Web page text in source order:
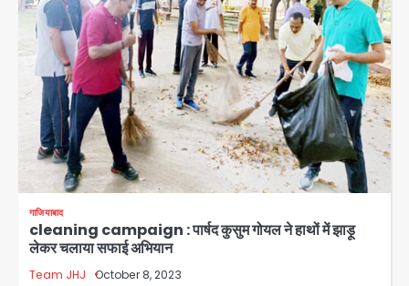
गाजियाबाद
cleaning campaign : पार्षद कुसुम गोयल ने हाथों में झाड़ू
लेकर चलाया सफाई अभियान
Team JHJ October 8, 2023
3
युवा इनोवेटरों की सोच से हाईटेक होगी दिल्ली
पुलिस
Team JHJ
4
सुदर्शन शक्ति-वी अभ्यास में मॉक आॅपरेशन
एयरपोर्ट का फर्जी कर्मचारी बनकर 3 लाख
उड़ाए, अब पहुंचा सलाखों के पीछे
Team JHJ